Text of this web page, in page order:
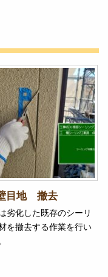
目地 撤去
劣化した既存のシーリ
を撤去する作業を行い